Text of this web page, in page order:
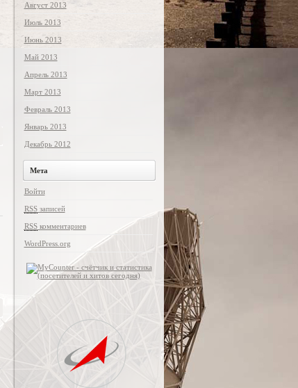
Август 2013
Июль 2013
Июнь 2013
Май 2013
Апрель 2013
Март 2013
Февраль 2013
Январь 2013
Декабрь 2012
Мета
Войти
RSSзаписей
RSSкомментариев
WordPress.org